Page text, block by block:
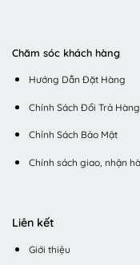
Chăm sóc khách hàng
Hướng Dẫn Đặt Hàng
Chính Sách Đổi Trả Hàng
Chính Sách Bảo Mật
Chính sách giao, nhận
Liên kết
Giới thiệu